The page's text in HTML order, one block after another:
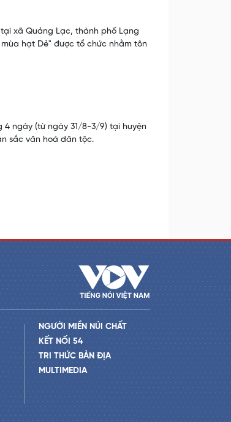
xã Quảng Lạc, thành phố Lạng
hạt Dẻ" được tổ chức nhằm tôn
4 ngày (từ ngày 31/8-3/9) tại huyện
sắc văn hoá dân tộc.
NGƯỜI MIỀN NÚI CHẤT
KẾT NỐI 54
TRI THỨC BẢN ĐỊA
MULTIMEDIA